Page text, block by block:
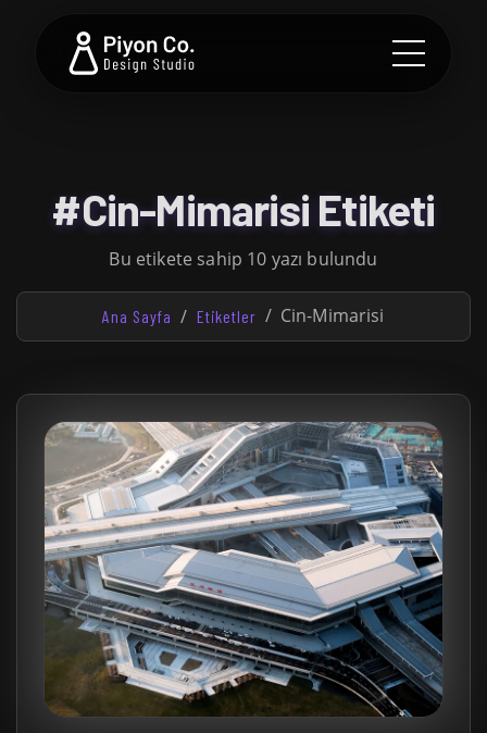
#Cin-Mimarisi Etiketi
Bu etikete sahip 10 yazı bulundu
Ana Sayfa Etiketler Cin-Mimarisi